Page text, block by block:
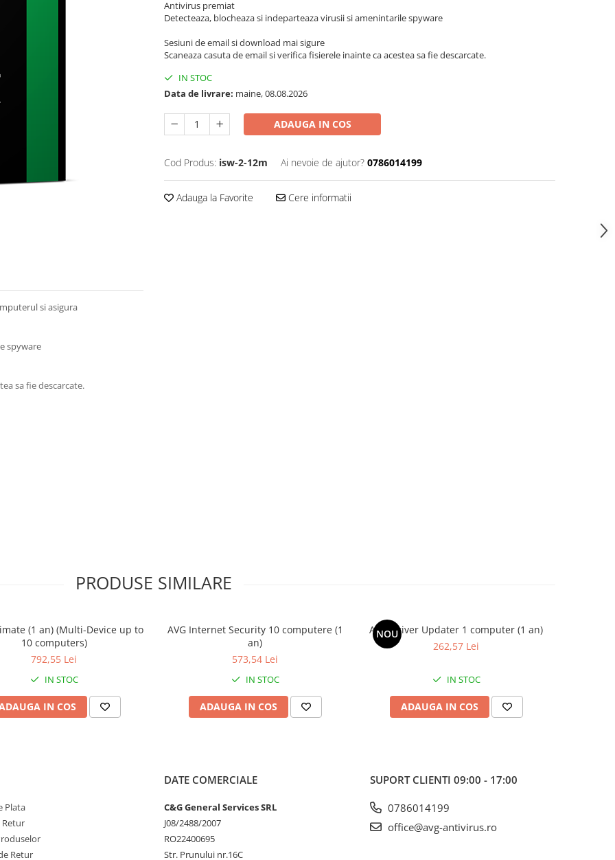
Antivirus premiat
Detecteaza, blocheaza si indeparteaza virusii si amenintarile spyware
Sesiuni de email si download mai sigure
Scaneaza casuta de email si verifica fisierele inainte ca acestea sa fie descarcate.
IN STOC
Data de livrare: maine, 08.08.2026
ADAUGA IN COS
Cod Produs: isw-2-12m Ai nevoie de ajutor? 0786014199
Adauga la Favorite Cere informatii
si asigura
spyware
sa fie descarcate.
Cloud, AVG Community
protectie impotriva malware-
sistemului.
care ascund software
Functioneaza ca un plug-
sau ca un scaner pentru
sa beneficieze de protecţie
cu rol de prevenire.
Tehnologia verifica in mod
si il opreste in cazul in
le transmit in cadrul
PRODUSE SIMILARE
(1 an) (Multi-Device up to
10 computers)
792,55 Lei
IN STOC
IN COS
AVG Internet Security 10 computere (1
an)
573,54 Lei
IN STOC
ADAUGA IN COS
NOU
AVG Driver Updater 1 computer (1 an)
262,57 Lei
IN STOC
ADAUGA IN COS
Plata
Retur
Retur
DATE COMERCIALE
C&G General Services SRL
J08/2488/2007
RO22400695
Str. Prunului nr.16C
SUPORT CLIENTI 09:00 - 17:00
0786014199
office@avg-antivirus.ro